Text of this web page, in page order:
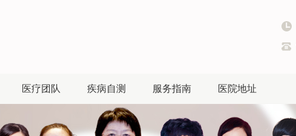
医疗团队 疾病自测 服务指南 医院地址